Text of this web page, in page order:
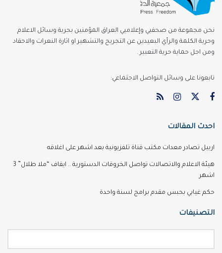
نحن مجموعة من صحفيي وإعلاميي العراق المؤمنين بحرية وسائل الاعلام
وحرية الكلمة والرأي البعيدين عن التجريح والتشهير او اثارة النعرات والاحقاد
ومن اجل حماية حرية التعبير .
تابعونا على وسائل التواصل الاجتماعي:
احدث المقالات
اربيل تصادر معدات مكتب قناة تلفزيونية بعد اشهر على اغلاقه
هيئة الاعلام والاتصالات تواصل الخروقات الدستورية .. ايقاف “ملا طلال” 3
اشهر
حكم غيابي بحبس مقدم برامج لسنة واحدة
التصنيفات